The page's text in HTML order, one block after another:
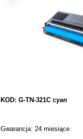
KOD: G-TN-321C cyan
Gwarancja: 24 miesiące